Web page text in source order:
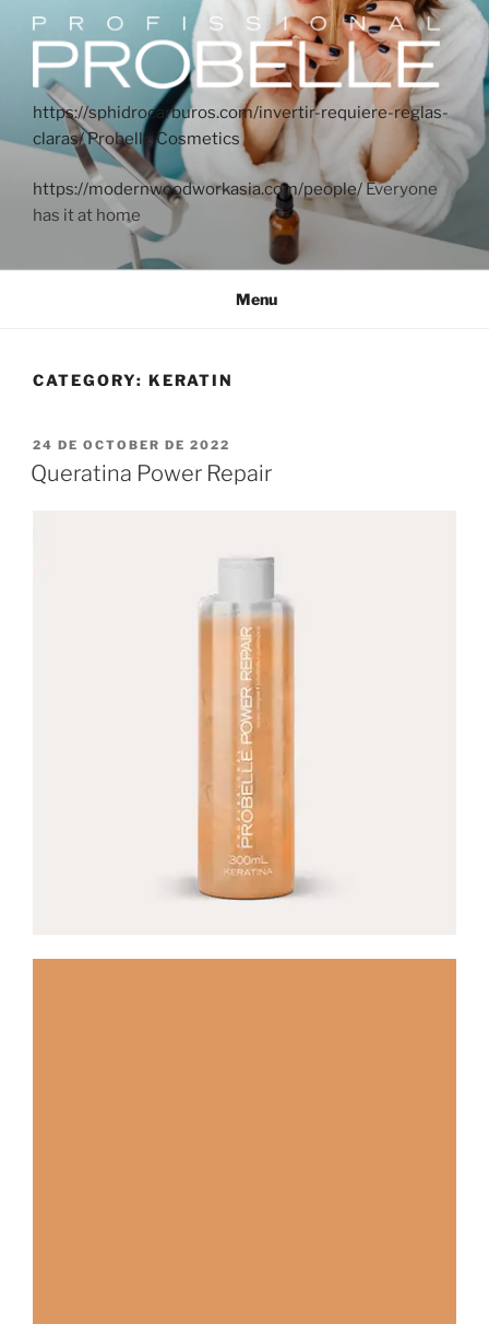
https://sphidrocarburos.com/invertir-requiere-reglas-
claras/Probelle Cosmetics
https://modernwoodworkasia.com/people/ Everyone
has it at home
Menu
CATEGORY: KERATIN
24 DE OCTOBER DE 2022
Queratina Power Repair